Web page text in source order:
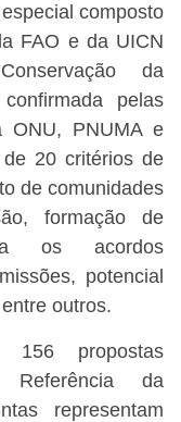
composto
FAO e da UICN
da
pelas
ONU, PNUMA e
de 20 critérios de
de comunidades
formação de
os acordos
potencial
outros.
propostas
da
representam